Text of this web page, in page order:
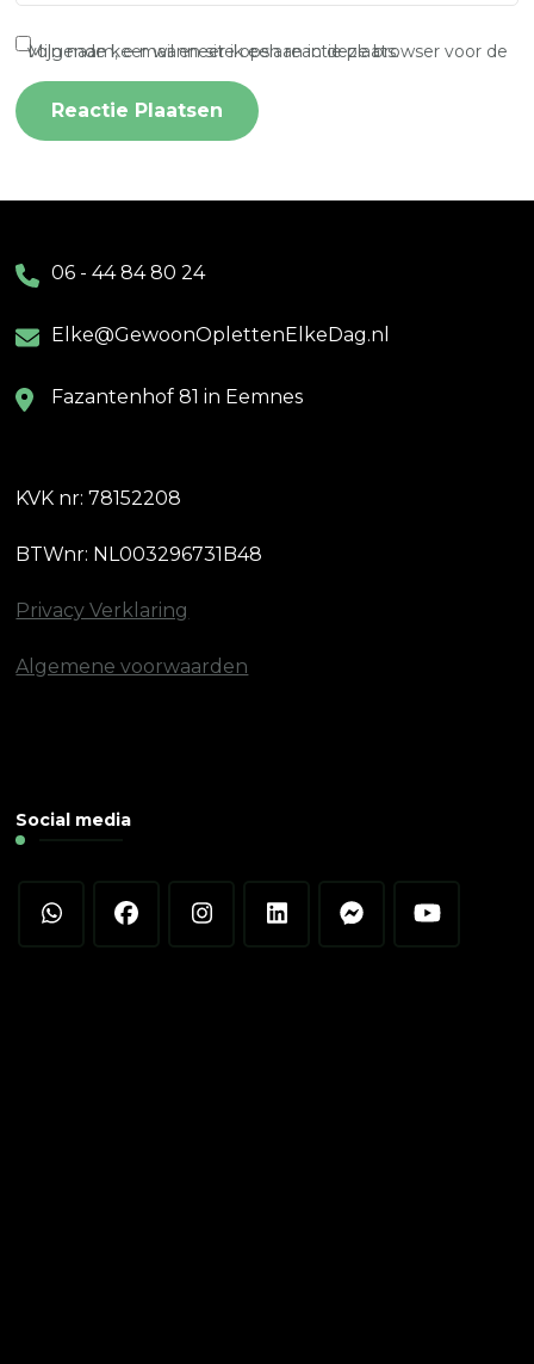
Mijn naam, e-mail en site opslaan in deze browser voor de volgende keer wanneer ik een reactie plaats.
06 - 44 84 80 24
Elke@GewoonOplettenElkeDag.nl
Fazantenhof 81 in Eemnes
KVK nr: 78152208
BTWnr: NL003296731B48
Privacy Verklaring
Algemene voorwaarden
Social media